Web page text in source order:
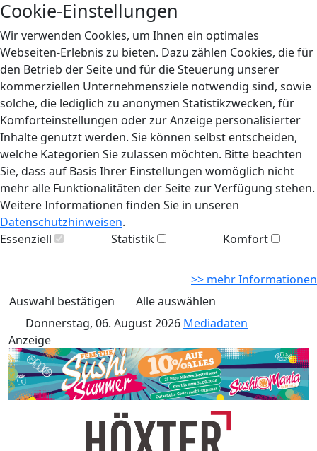
Cookie-Einstellungen
Wir verwenden Cookies, um Ihnen ein optimales
Webseiten-Erlebnis zu bieten. Dazu zählen Cookies, die für
den Betrieb der Seite und für die Steuerung unserer
kommerziellen Unternehmensziele notwendig sind, sowie
solche, die lediglich zu anonymen Statistikzwecken, für
Komforteinstellungen oder zur Anzeige personalisierter
Inhalte genutzt werden. Sie können selbst entscheiden,
welche Kategorien Sie zulassen möchten. Bitte beachten
Sie, dass auf Basis Ihrer Einstellungen womöglich nicht
mehr alle Funktionalitäten der Seite zur Verfügung stehen.
Weitere Informationen finden Sie in unseren
Datenschutzhinweisen.
Essenziell
Statistik Komfort
>> mehr Informationen
Auswahl bestätigen
Alle auswählen
Donnerstag, 06. August 2026 Mediadaten
Anzeige